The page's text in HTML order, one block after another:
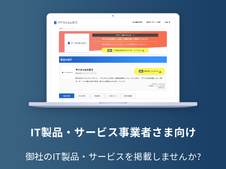
IT製品・サービス事業者さま向け
御社のIT製品・サービスを掲載しませんか?